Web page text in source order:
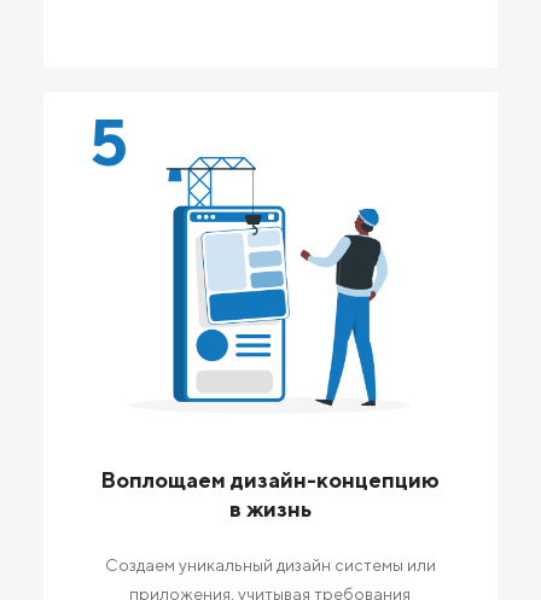
5
Воплощаем дизайн-концепцию
в жизнь
Создаем уникальный дизайн системы или
приложения, учитывая требования